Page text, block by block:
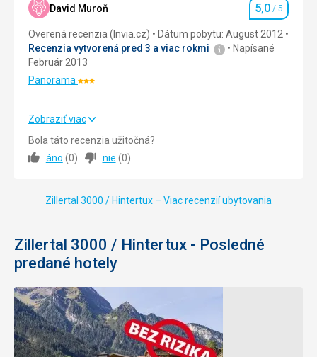
.... okolí hotelu poměrně rušnější, městečko s obchůdky,
kulturní akce - dechovka, v dosahu venkovní koupaliště ,
kostel naproti - zvonění zvonů budí již v 6 hodin
Strava
a nabere, kolik chce. Nebylo nic, co by nám nechutnalo, z
Ubytovanie
Dobré, čisté, úklid denně, pokoj dostatečně prostorný.
Služby
Táto recenzia bola preložená automaticky pomocou
David Muroň Hodnotenie
5,0 / 5
Overená recenzia (Invia.cz)
Dátum pobytu: August 2012
Recenzia vytvorená pred 3 a viac rokmi
Napísané
Február 2013
PanoramaHodnotenie:
Strava
Ubytovanie
Cena 5,0
Zobraziť viac
Bola táto recenzia užitočná?
áno (0) nie (0)
Zillertal 3000 / Hintertux – Viac recenzií ubytovania
Zillertal 3000 / Hintertux - Posledné
predané hotely